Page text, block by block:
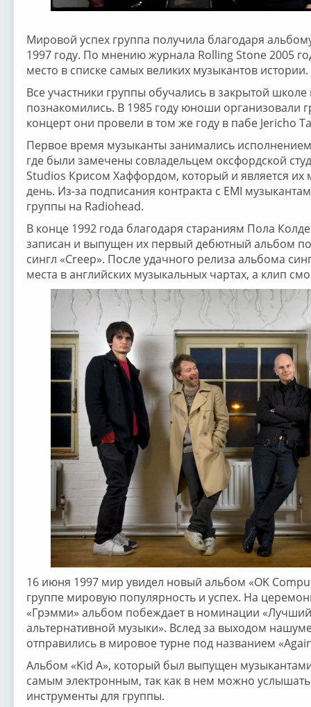
Мировой успех группа получила благодаря
1997 году. По мнению журнала Rolling Stone 2005
место в списке самых великих музыкантов истории.
Все участники группы обучались в закрытой
познакомились. В 1985 году юноши организовали
концерт они провели в том же году в пабе Jericho
Первое время музыканты занимались
где были замечены совладельцем оксфордской
Studios Крисом Хаффордом, который и является
день. Из-за подписания контракта с EMI
группы на Radiohead.
В конце 1992 года благодаря стараниям Пола
записан и выпущен их первый дебютный альбом
сингл «Creep». После удачного релиза альбома
места в английских музыкальных чартах, а клип
16 июня 1997 мир увидел новый альбом «OK
группе мировую популярность и успех. На
«Грэмми» альбом побеждает в номинации
альтернативной музыки». Вслед за выходом
отправились в мировое турне под названием
Альбом «Kid A», который был выпущен
самым электронным, так как в нем можно
инструменты для группы.